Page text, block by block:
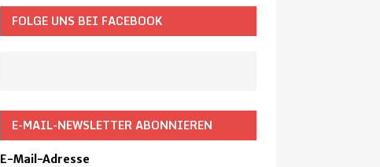
FOLGE UNS BEI FACEBOOK
E-MAIL-NEWSLETTER ABONNIEREN
E-Mail-Adresse